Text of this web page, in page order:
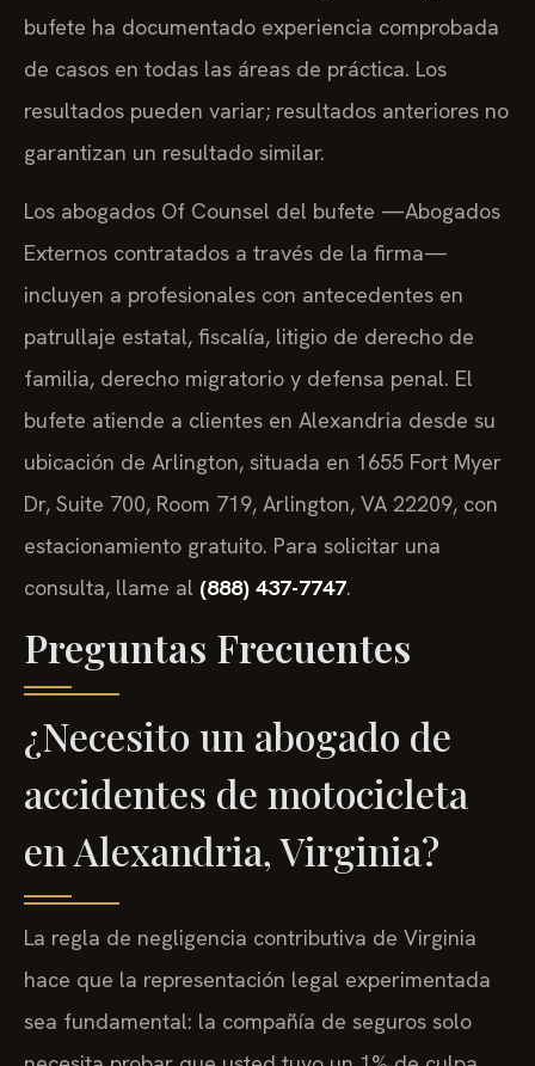
bufete ha documentado experiencia comprobada
de casos en todas las áreas de práctica. Los
resultados pueden variar; resultados anteriores no
garantizan un resultado similar.
Los abogados Of Counsel del bufete —Abogados
Externos contratados a través de la firma—
incluyen a profesionales con antecedentes en
patrullaje estatal, fiscalía, litigio de derecho de
familia, derecho migratorio y defensa penal. El
bufete atiende a clientes en Alexandria desde su
ubicación de Arlington, situada en 1655 Fort Myer
Dr, Suite 700, Room 719, Arlington, VA 22209, con
estacionamiento gratuito. Para solicitar una
consulta, llame al (888) 437-7747.
Preguntas Frecuentes
¿Necesito un abogado de
accidentes de motocicleta
en Alexandria, Virginia?
La regla de negligencia contributiva de Virginia
hace que la representación legal experimentada
sea fundamental: la compañía de seguros solo